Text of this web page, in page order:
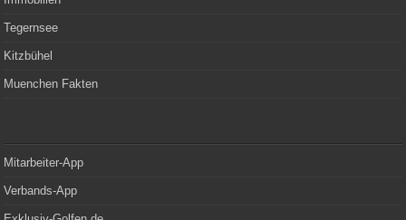
Tegernsee
Kitzbühel
Muenchen Fakten
Mitarbeiter-App
Verbands-App